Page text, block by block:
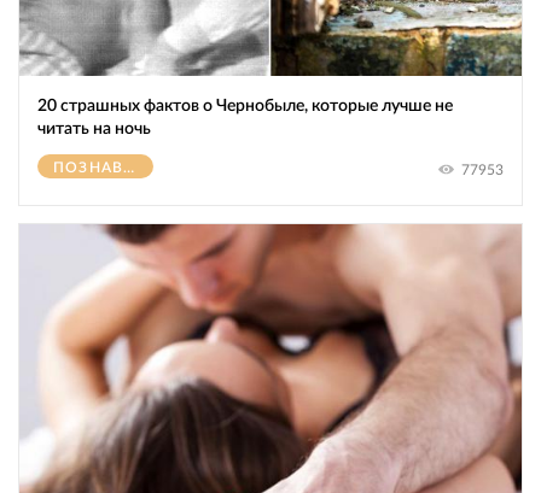
20 страшных фактов о Чернобыле, которые лучше не
читать на ночь
ПОЗНАВАТЕЛЬНОЕ 77953